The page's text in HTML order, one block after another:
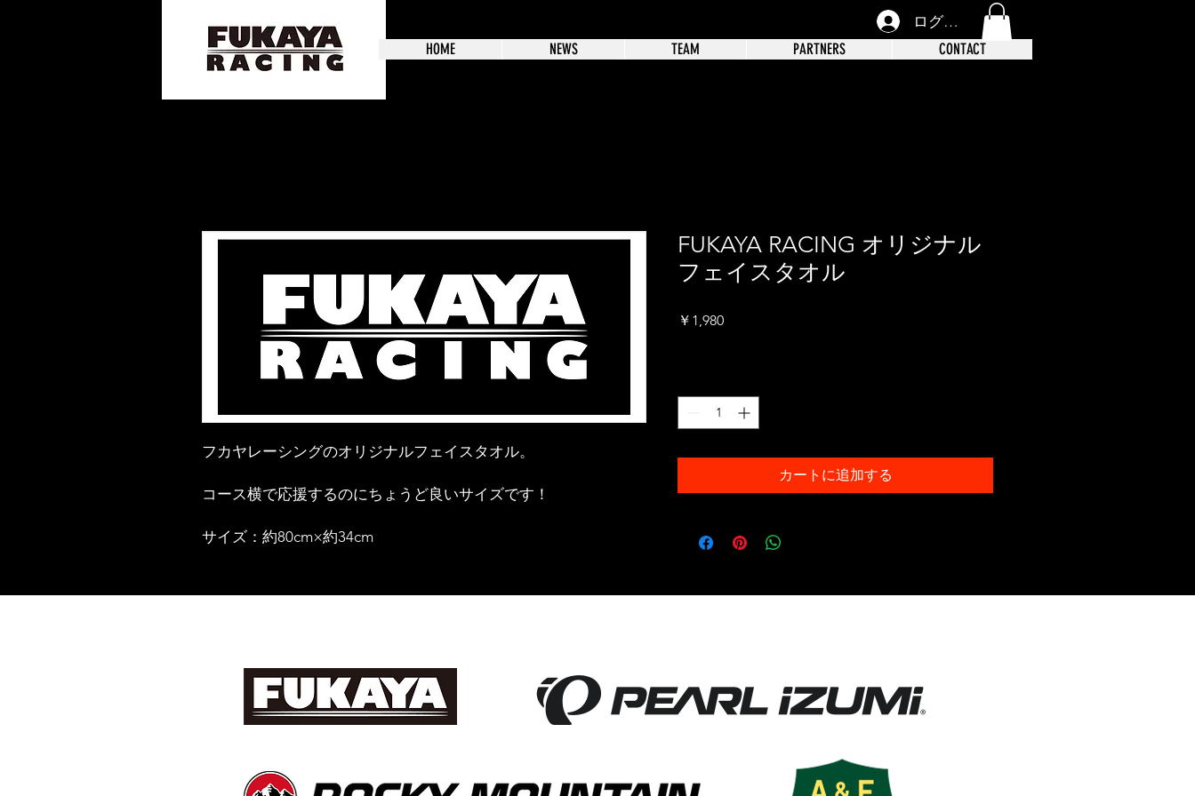
HOME NEWS TEAM PARTNERS CONTACT
ログイン
フカヤレーシングのオリジナルフェイスタオル。
コース横で応援するのにちょうど良いサイズです！
サイズ：約80cm×約34cm
FUKAYA RACING オリジナル
フェイスタオル
￥1,980価
カートに追加する